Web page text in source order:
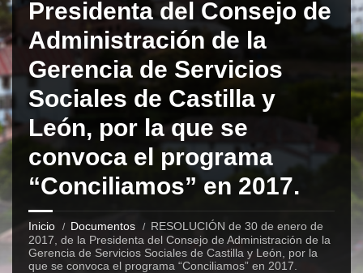
Presidenta del Consejo de
Administración de la
Gerencia de Servicios
Sociales de Castilla y
León, por la que se
convoca el programa
“Conciliamos” en 2017.
Inicio Documentos
RESOLUCIÓN de 30 de enero de
2017, de la Presidenta del Consejo de Administración de la
Gerencia de Servicios Sociales de Castilla y León, por la
que se convoca el programa “Conciliamos” en 2017.